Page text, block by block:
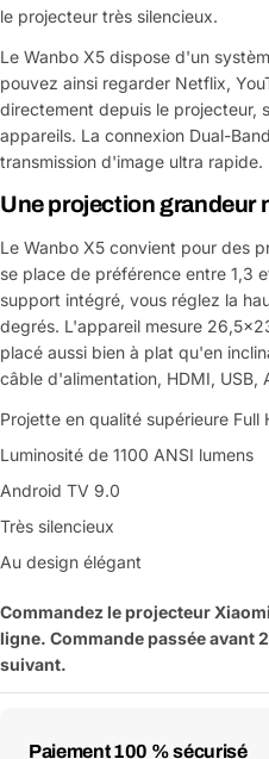
le projecteur très silencieux.
Le Wanbo X5 dispose d'un
pouvez ainsi regarder Netflix,
directement depuis le projecteur,
appareils. La connexion Dual-
transmission d'image ultra rapide.
Une projection grandeur
Le Wanbo X5 convient pour des
se place de préférence entre 1,3
support intégré, vous réglez la
degrés. L'appareil mesure
placé aussi bien à plat qu'en
câble d'alimentation, HDMI, USB,
Projette en qualité supérieure Full
Luminosité de 1100 ANSI lumens
Android TV 9.0
Très silencieux
Au design élégant
Commandez le projecteur
ligne. Commande passée avant
suivant.
Paiement 100 % sécurisé
Moyens
Partager ce produit
Poser
Votre
nom
email
Votre
téléphone
Votre
Les champs marqués d'un *